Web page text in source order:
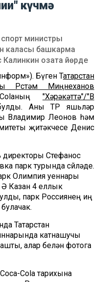
күчмә
министры
каласы башкарма
озата йөрде
Бүген Татарстан
Рөстәм Миңнеханов
"Хәрәкәттә"/"В
Аны ТР яшьләр
Владимир Леонов һәм
җитәкчесе Денис
директоры Стефанос
парк турында сөйләде.
Олимпия уеннары
Казан 4 еллык
парк Россиянең иң
Татарстан
катнашучы
алар белән фотога
Cola тарихына